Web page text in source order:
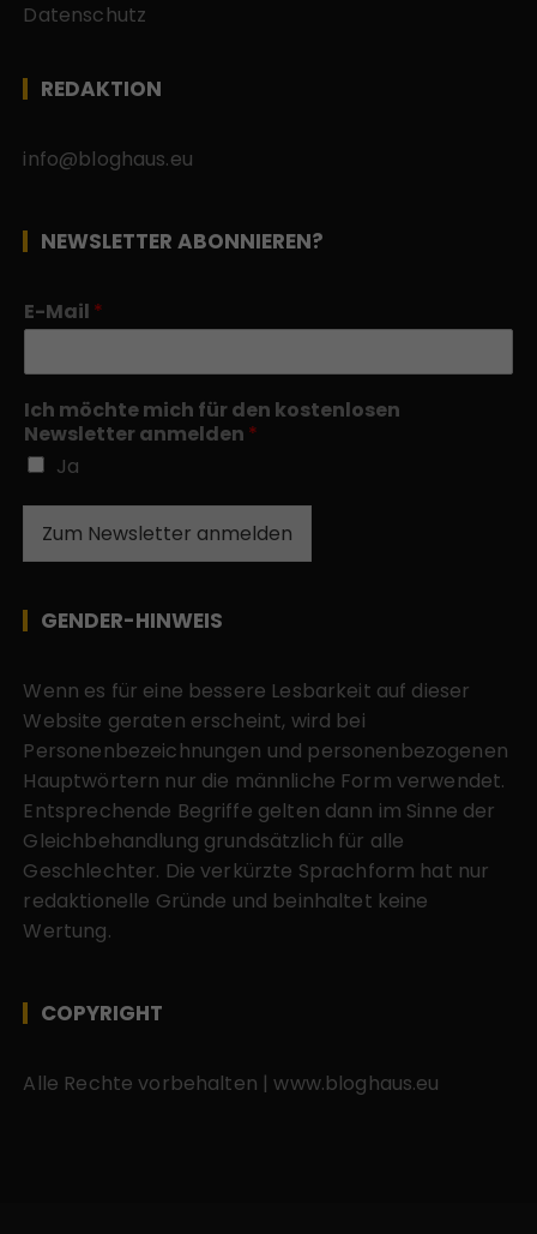
Datenschutz
REDAKTION
info@bloghaus.eu
NEWSLETTER ABONNIEREN?
E-Mail *
Ich möchte mich für den kostenlosen
Newsletter anmelden *
Ja
Zum Newsletter anmelden
GENDER-HINWEIS
Wenn es für eine bessere Lesbarkeit auf dieser
Website geraten erscheint, wird bei
Personenbezeichnungen und personenbezogenen
Hauptwörtern nur die männliche Form verwendet.
Entsprechende Begriffe gelten dann im Sinne der
Gleichbehandlung grundsätzlich für alle
Geschlechter. Die verkürzte Sprachform hat nur
redaktionelle Gründe und beinhaltet keine
Wertung.
COPYRIGHT
Alle Rechte vorbehalten | www.bloghaus.eu